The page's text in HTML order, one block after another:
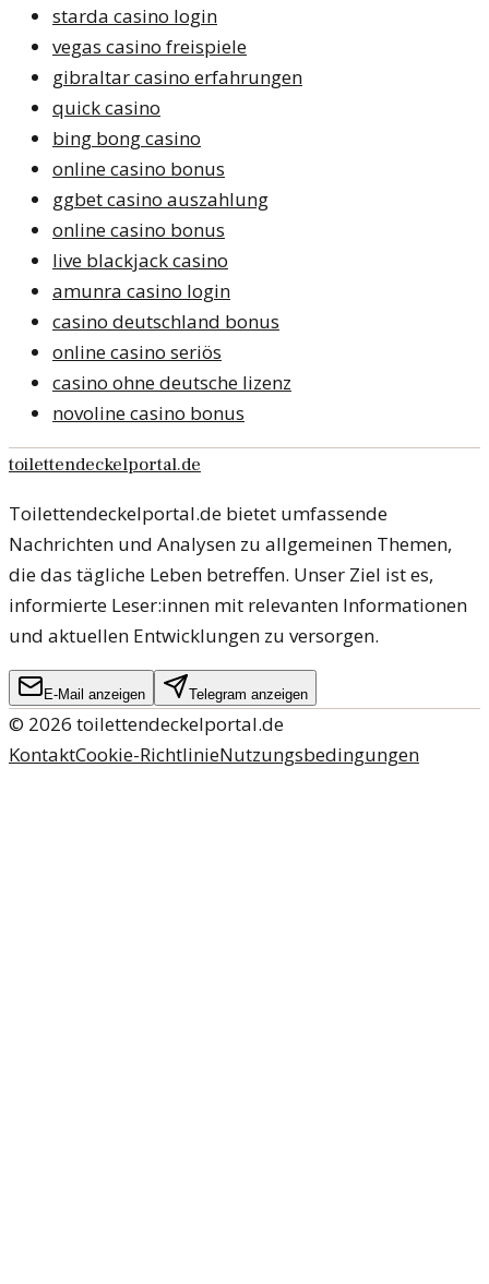
starda casino login
vegas casino freispiele
gibraltar casino erfahrungen
quick casino
bing bong casino
online casino bonus
ggbet casino auszahlung
online casino bonus
live blackjack casino
amunra casino login
casino deutschland bonus
online casino seriös
casino ohne deutsche lizenz
novoline casino bonus
toilettendeckelportal.de
Toilettendeckelportal.de bietet umfassende
Nachrichten und Analysen zu allgemeinen Themen,
die das tägliche Leben betreffen. Unser Ziel ist es,
informierte Leser:innen mit relevanten Informationen
und aktuellen Entwicklungen zu versorgen.
E-Mail anzeigen Telegram anzeigen
© 2026 toilettendeckelportal.de
KontaktCookie-RichtlinieNutzungsbedingungen